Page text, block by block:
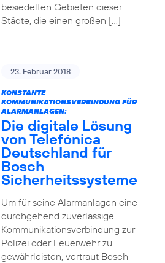
besiedelten Gebieten dieser
Städte, die einen großen […]
23. Februar 2018
KONSTANTE
KOMMUNIKATIONSVERBINDUNG FÜR
ALARMANLAGEN:
Die digitale Lösung
von Telefónica
Deutschland für
Bosch
Sicherheitssysteme
Um für seine Alarmanlagen eine
durchgehend zuverlässige
Kommunikationsverbindung zur
Polizei oder Feuerwehr zu
gewährleisten, vertraut Bosch